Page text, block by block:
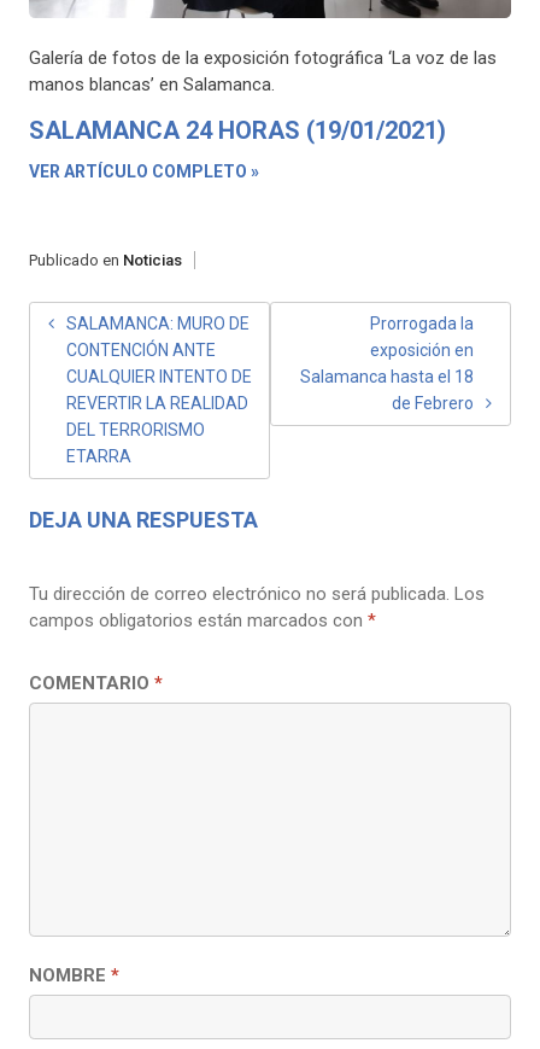
Galería de fotos de la exposición fotográfica ‘La voz de las
manos blancas’ en Salamanca.
SALAMANCA 24 HORAS (19/01/2021)
VER ARTÍCULO COMPLETO »
Publicado en Noticias
NAVEGACIÓN
ENTRADAS
SALAMANCA: MURO DE
CONTENCIÓN ANTE
CUALQUIER INTENTO DE
REVERTIR LA REALIDAD
DEL TERRORISMO
ETARRA
Prorrogada la
exposición en
Salamanca hasta el 18
de Febrero
DEJA UNA RESPUESTA
Tu dirección de correo electrónico no será publicada. Los
campos obligatorios están marcados con *
COMENTARIO *
NOMBRE *